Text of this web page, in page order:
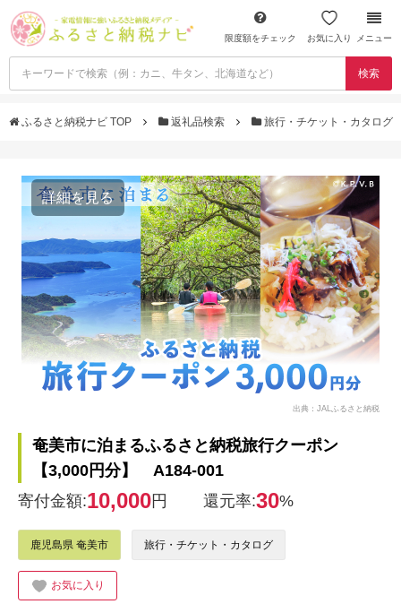
限度額をチェック お気に入り メニュー
検索
ふるさと納税ナビ TOP 返礼品検索 旅行・チケット・カタログ
詳細を見る
出典：JALふるさと納税
奄美市に泊まるふるさと納税旅行クーポン
【3,000円分】 A184-001
寄付金額:10,000円 還元率:30%
鹿児島県 奄美市 旅行・チケット・カタログ
お気に入り